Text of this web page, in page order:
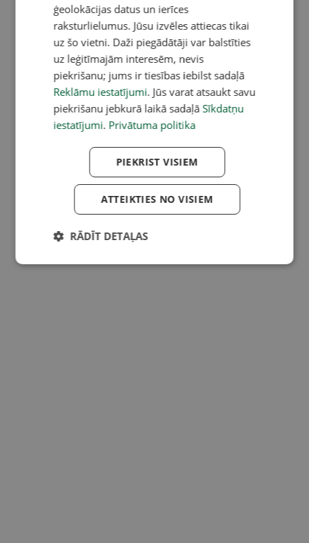
ģeolokācijas datus un ierīces
raksturlielumus. Jūsu izvēles attiecas tikai
uz šo vietni. Daži piegādātāji var balstīties
uz leģitīmajām interesēm, nevis
piekrišanu; jums ir tiesības iebilst sadaļā
Reklāmu iestatījumi. Jūs varat atsaukt savu
piekrišanu jebkurā laikā sadaļā Sīkdatņu
iestatījumi. Privātuma politika
PIEKRIST VISIEM
ATTEIKTIES NO VISIEM
RĀDĪT DETAĻAS